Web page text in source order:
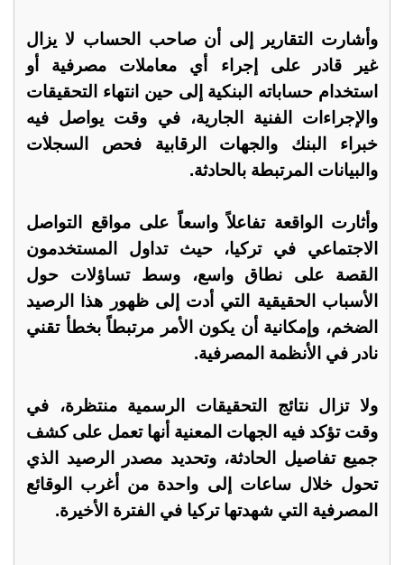
وأشارت التقارير إلى أن صاحب الحساب لا يزال
غير قادر على إجراء أي معاملات مصرفية أو
استخدام حساباته البنكية إلى حين انتهاء التحقيقات
والإجراءات الفنية الجارية، في وقت يواصل فيه
خبراء البنك والجهات الرقابية فحص السجلات
والبيانات المرتبطة بالحادثة.
وأثارت الواقعة تفاعلاً واسعاً على مواقع التواصل
الاجتماعي في تركيا، حيث تداول المستخدمون
القصة على نطاق واسع، وسط تساؤلات حول
الأسباب الحقيقية التي أدت إلى ظهور هذا الرصيد
الضخم، وإمكانية أن يكون الأمر مرتبطاً بخطأ تقني
نادر في الأنظمة المصرفية.
ولا تزال نتائج التحقيقات الرسمية منتظرة، في
وقت تؤكد فيه الجهات المعنية أنها تعمل على كشف
جميع تفاصيل الحادثة، وتحديد مصدر الرصيد الذي
تحول خلال ساعات إلى واحدة من أغرب الوقائع
المصرفية التي شهدتها تركيا في الفترة الأخيرة.